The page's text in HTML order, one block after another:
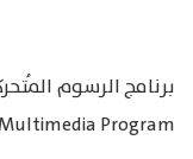
برنامج الرسوم
Program